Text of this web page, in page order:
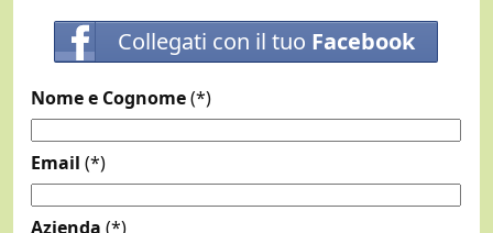
Collegati con il tuo Facebook
Nome e Cognome(*)
Email (*)
Azienda (*)